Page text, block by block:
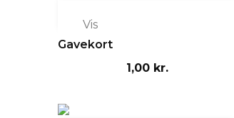
Vis
Gavekort
1,00 kr.